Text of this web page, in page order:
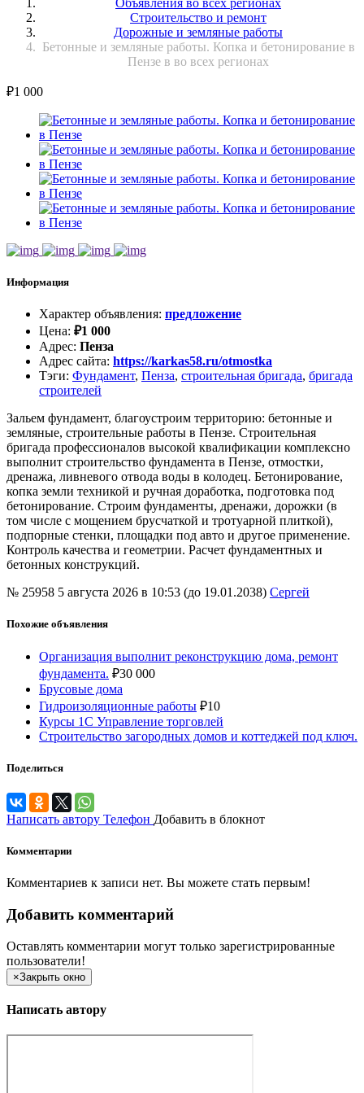
Строительство и ремонт
Дорожные и земляные работы
Бетонные и земляные работы. Копка и бетонирование в
Пензе в во всех регионах
₽1 000
Информация
Характер объявления: предложение
Цена: ₽1 000
Адрес: Пенза
Адрес сайта: https://karkas58.ru/otmostka
Тэги: Фундамент, Пенза, строительная бригада, бригада
строителей
Зальем фундамент, благоустроим территорию: бетонные и
земляные, строительные работы в Пензе. Строительная
бригада профессионалов высокой квалификации комплексно
выполнит строительство фундамента в Пензе, отмостки,
дренажа, ливневого отвода воды в колодец. Бетонирование,
копка земли техникой и ручная доработка, подготовка под
бетонирование. Строим фундаменты, дренажи, дорожки (в
том числе с мощением брусчаткой и тротуарной плиткой),
подпорные стенки, площадки под авто и другое применение.
Контроль качества и геометрии. Расчет фундаментных и
бетонных конструкций.
№ 25958 5 августа 2026 в 10:53 (до 19.01.2038) Сергей
Похожие объявления
Организация выполнит реконструкцию дома, ремонт
фундамента. ₽30 000
Брусовые дома
Гидроизоляционные работы ₽10
Курсы 1С Управление торговлей
Строительство загородных домов и коттеджей под ключ.
Поделиться
Написать автору Телефон Добавить в блокнот
Комментарии
Комментариев к записи нет. Вы можете стать первым!
Добавить комментарий
Оставлять комментарии могут только зарегистрированные
пользователи!
×Закрыть окно
Написать автору